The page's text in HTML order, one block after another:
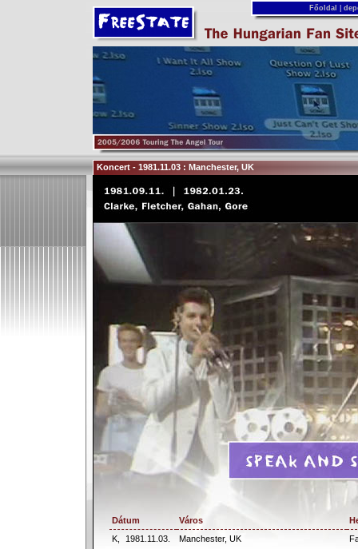
Főoldal
Koncert - 1981.11.03 : Manchester, UK
Dátum Város
K,
1981.11.03. Manchester, UK